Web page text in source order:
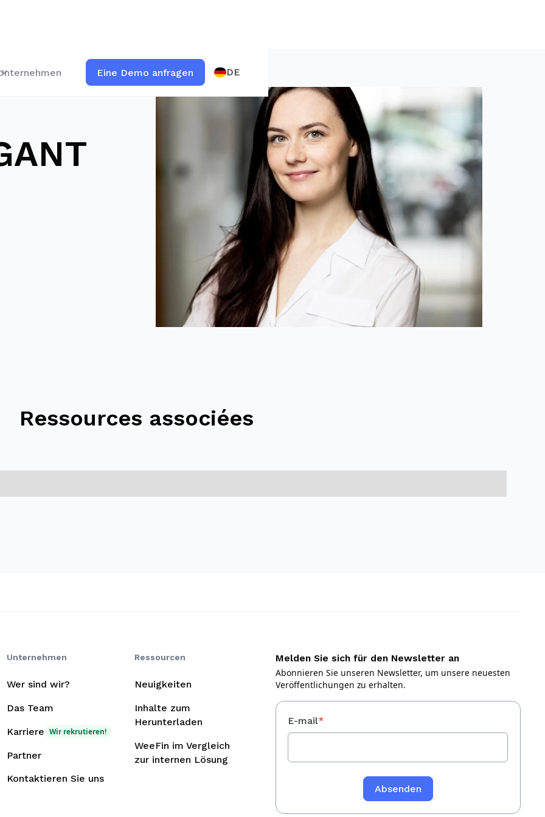
Eine Demo anfragen DE
Ressources associées
Unternehmen
Wer sind wir?
Das Team
Karriere Wir rekrutieren!
Partner
Kontaktieren Sie uns
Ressourcen
Neuigkeiten
Inhalte zum
Herunterladen
WeeFin im Vergleich
zur internen Lösung
Melden Sie sich für den Newsletter an
Abonnieren Sie unseren Newsletter, um unsere neuesten
Veröffentlichungen zu erhalten.
E-mail*